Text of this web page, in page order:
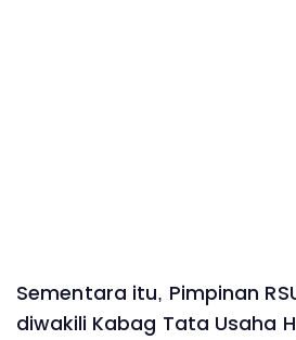
Sementara itu, Pimpinan
diwakili Kabag Tata Usaha H